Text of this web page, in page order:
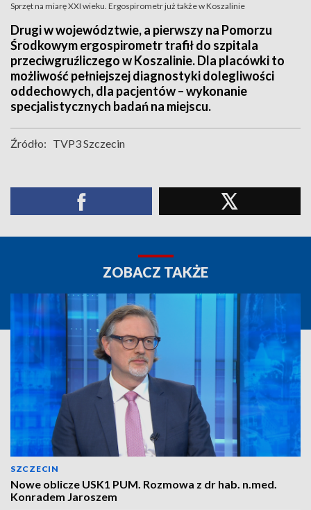
Sprzęt na miarę XXI wieku. Ergospirometr już także w Koszalinie
Drugi w województwie, a pierwszy na Pomorzu
Środkowym ergospirometr trafił do szpitala
przeciwgruźliczego w Koszalinie. Dla placówki to
możliwość pełniejszej diagnostyki dolegliwości
oddechowych, dla pacjentów – wykonanie
specjalistycznych badań na miejscu.
Źródło: TVP3 Szczecin
ZOBACZ TAKŻE
SZCZECIN
Nowe oblicze USK1 PUM. Rozmowa z dr hab. n.med.
Konradem Jaroszem